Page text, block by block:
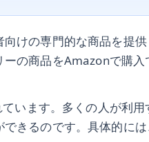
けの専門的な商品を提
の商品をAmazonで購
います。多くの人が利
きるのです。具体的に